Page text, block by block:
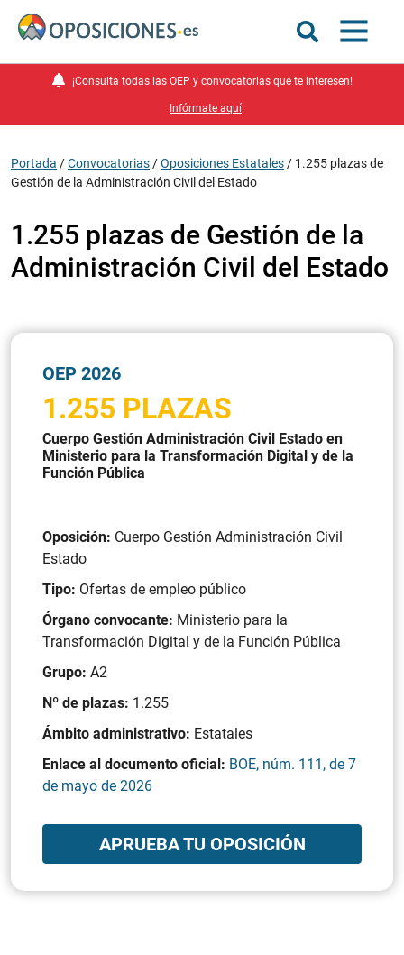
¡Consulta todas las OEP y convocatorias que te interesen!
Infórmate aquí
Portada /Convocatorias /Oposiciones Estatales / 1.255 plazas de
Gestión de la Administración Civil del Estado
1.255 plazas de Gestión de la
Administración Civil del Estado
OEP 2026
1.255 PLAZAS
Cuerpo Gestión Administración Civil Estado en
Ministerio para la Transformación Digital y de la
Función Pública
Oposición: Cuerpo Gestión Administración Civil
Estado
Tipo: Ofertas de empleo público
Órgano convocante: Ministerio para la
Transformación Digital y de la Función Pública
Grupo: A2
Nº de plazas: 1.255
Ámbito administrativo: Estatales
Enlace al documento oficial: BOE, núm. 111, de 7
de mayo de 2026
APRUEBA TU OPOSICIÓN